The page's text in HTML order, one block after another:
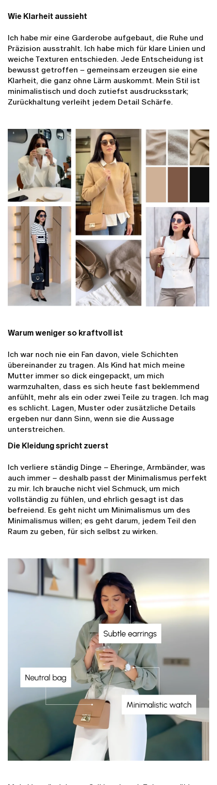
Wie Klarheit aussieht
Ich habe mir eine Garderobe aufgebaut, die Ruhe und
Präzision ausstrahlt. Ich habe mich für klare Linien und
weiche Texturen entschieden. Jede Entscheidung ist
bewusst getroffen – gemeinsam erzeugen sie eine
Klarheit, die ganz ohne Lärm auskommt. Mein Stil ist
minimalistisch und doch zutiefst ausdrucksstark;
Zurückhaltung verleiht jedem Detail Schärfe.
Warum weniger so kraftvoll ist
Ich war noch nie ein Fan davon, viele Schichten
übereinander zu tragen. Als Kind hat mich meine
Mutter immer so dick eingepackt, um mich
warmzuhalten, dass es sich heute fast beklemmend
anfühlt, mehr als ein oder zwei Teile zu tragen. Ich mag
es schlicht. Lagen, Muster oder zusätzliche Details
ergeben nur dann Sinn, wenn sie die Aussage
unterstreichen.
Die Kleidung spricht zuerst
Ich verliere ständig Dinge – Eheringe, Armbänder, was
auch immer – deshalb passt der Minimalismus perfekt
zu mir. Ich brauche nicht viel Schmuck, um mich
vollständig zu fühlen, und ehrlich gesagt ist das
befreiend. Es geht nicht um Minimalismus um des
Minimalismus willen; es geht darum, jedem Teil den
Raum zu geben, für sich selbst zu wirken.